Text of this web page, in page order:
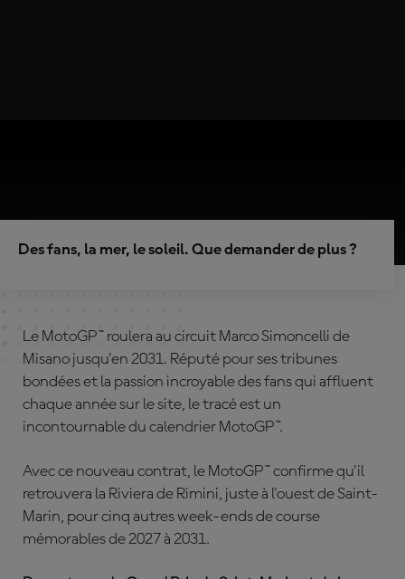
Des fans, la mer, le soleil. Que demander de plus ?
Le MotoGP™ roulera au circuit Marco Simoncelli de
Misano jusqu'en 2031. Réputé pour ses tribunes
bondées et la passion incroyable des fans qui affluent
chaque année sur le site, le tracé est un
incontournable du calendrier MotoGP™.
Avec ce nouveau contrat, le MotoGP™ confirme qu'il
retrouvera la Riviera de Rimini, juste à l'ouest de Saint-
Marin, pour cinq autres week-ends de course
mémorables de 2027 à 2031.